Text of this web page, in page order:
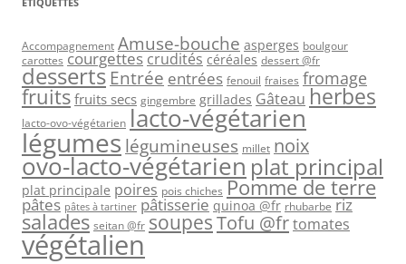
Accompagnement Amuse-bouche asperges boulgour
carottes courgettescrudités céréales dessert @fr
desserts Entrée entrées fenouil fraises fromage
fruits fruits secs gingembre grillades Gâteau herbes
lacto-ovo-végétarien lacto-végétarien
légumes légumineuses millet noix
ovo-lacto-végétarien plat principal
plat principale poires pois chiches Pomme de terre
pâtes pâtes à tartiner pâtisserie quinoa @fr rhubarbe riz
salades seitan @fr soupesTofu @frtomates
végétalien